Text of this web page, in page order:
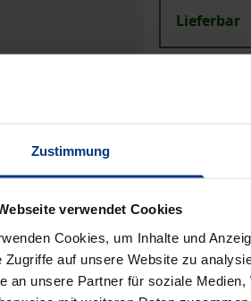
Zustimmung
verwendet Cookies
Cookies, um Inhalte und
Zugriffe auf unsere Website zu
an unsere Partner für soziale
Lieferbar